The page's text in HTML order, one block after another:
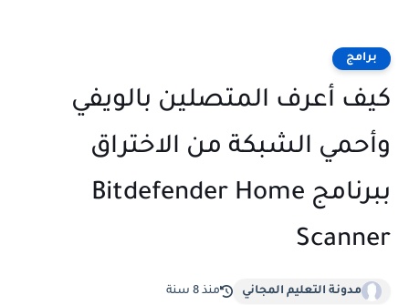
برامج
كيف أعرف المتصلين بالويفي
وأحمي الشبكة من الاختراق
ببرنامج Bitdefender Home
Scanner
مدونة التعليم المجاني منذ 8 سنة